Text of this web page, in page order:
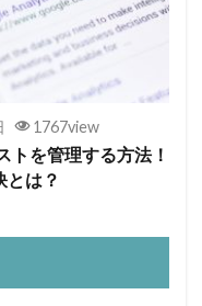
1767view
トを管理する方法！
とは？